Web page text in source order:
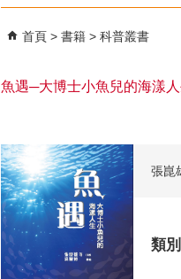
首頁 書籍 科普叢書
魚遇─大博士小魚兒的海漾
張崑
類別